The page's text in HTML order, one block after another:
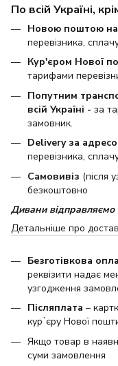
По всій Україні,
Новою поштою на
перевізника,
Кур'єром Нової
тарифами
Попутним
всій Україні - за
замовник.
Delivery за
перевізника,
Самовивіз (після
безкоштовно
Дивани відправляємо
Детальніше про
Безготівкова
реквізити надає
узгодження
Післяплата –
курʼєру Нової
Якщо товар в
суми замовлення